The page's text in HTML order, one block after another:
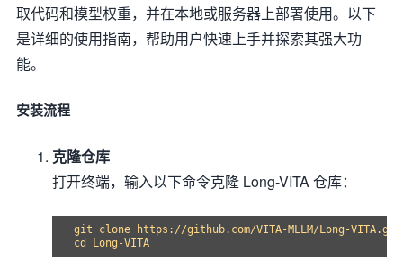
取代码和模型权重，并在本地或服务器上部署使用。以下
是详细的使用指南，帮助用户快速上手并探索其强大功
能。
安装流程
克隆仓库
打开终端，输入以下命令克隆 Long-VITA 仓库：
git clone https://github.com/VITA-MLLM/Long-VITA.git
cd Long-VITA